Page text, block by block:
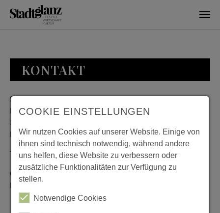
KONTAKT
Stadtglanz / mediaworld GmbH
Bankplatz 8
38100 Braunschweig
Deutschland
Telefon: 0531 482010-20
Geschäftszeiten: Montag bis Donnerstag 08:00 bis 18:00;
Freitag 08:00 bis 15:00
COOKIE EINSTELLUNGEN
Wir nutzen Cookies auf unserer Website. Einige von
ihnen sind technisch notwendig, während andere
uns helfen, diese Website zu verbessern oder
zusätzliche Funktionalitäten zur Verfügung zu
stellen.
Notwendige Cookies